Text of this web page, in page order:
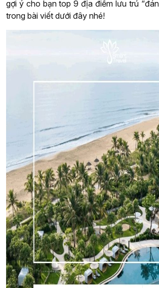
gợi ý cho bạn top 9 địa điểm lưu trú
trong bài viết dưới đây nhé!